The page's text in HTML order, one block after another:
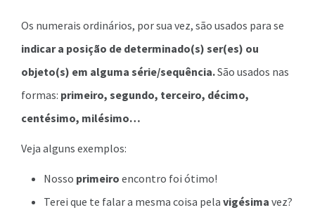
Os numerais ordinários, por sua vez, são usados para se
indicar a posição de determinado(s) ser(es) ou
objeto(s) em alguma série/sequência.São usados nas
formas: primeiro, segundo, terceiro, décimo,
centésimo, milésimo…
Veja alguns exemplos:
Nosso primeiro encontro foi ótimo!
Terei que te falar a mesma coisa pela vigésima vez?